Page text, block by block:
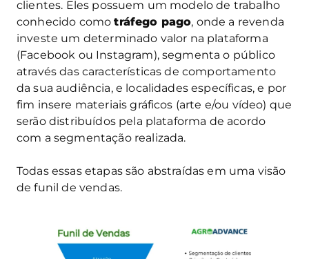
clientes. Eles possuem um modelo de trabalho
conhecido comotráfego pago, onde a revenda
investe um determinado valor na plataforma
(Facebook ou Instagram), segmenta o público
através das características de comportamento
da sua audiência, e localidades específicas, e por
fim insere materiais gráficos (arte e/ou vídeo) que
serão distribuídos pela plataforma de acordo
com a segmentação realizada.
Todas essas etapas são abstraídas em uma visão
de funil de vendas.